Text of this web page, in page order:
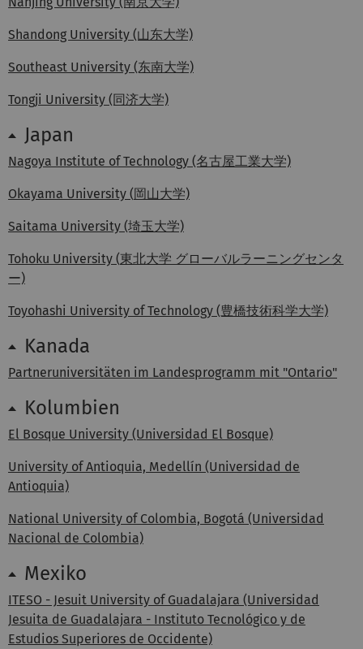
Shandong University (山东大学)
Southeast University (东南大学)
Tongji University (同济大学)
Japan
Nagoya Institute of Technology (名古屋工業大学)
Okayama University (岡山大学)
Saitama University (埼玉大学)
Tohoku University (東北大学 グローバルラーニングセンタ
ー)
Toyohashi University of Technology (豊橋技術科学大学)
Kanada
Partneruniversitäten im Landesprogramm mit "Ontario"
Kolumbien
El Bosque University (Universidad El Bosque)
University of Antioquia, Medellín (Universidad de
Antioquia)
National University of Colombia, Bogotá (Universidad
Nacional de Colombia)
Mexiko
ITESO - Jesuit University of Guadalajara (Universidad
Jesuita de Guadalajara - Instituto Tecnológico y de
Estudios Superiores de Occidente)